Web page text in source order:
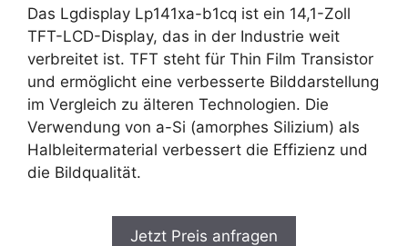
Das Lgdisplay Lp141xa-b1cq ist ein 14,1-Zoll
TFT-LCD-Display, das in der Industrie weit
verbreitet ist. TFT steht für Thin Film Transistor
und ermöglicht eine verbesserte Bilddarstellung
im Vergleich zu älteren Technologien. Die
Verwendung von a-Si (amorphes Silizium) als
Halbleitermaterial verbessert die Effizienz und
die Bildqualität.
Jetzt Preis anfragen